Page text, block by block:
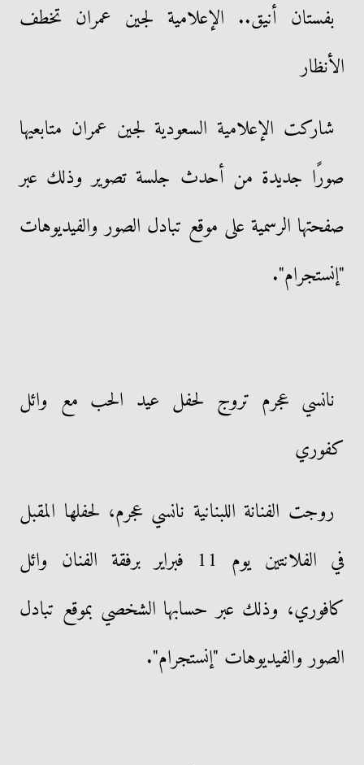
بفستان أنيق.. الإعلامية لجين عمران تخطف
الأنظار
شاركت الإعلامية السعودية لجين عمران متابعيها
صورًا جديدة من أحدث جلسة تصوير وذلك عبر
صفحتها الرسمية على موقع تبادل الصور والفيديوهات
"إنستجرام".
نانسي عجرم تروج لحفل عيد الحب مع وائل
كفوري
روجت الفنانة اللبنانية نانسي عجرم، لحفلها المقبل
في الفلانتين يوم 11 فبراير برفقة الفنان وائل
كافوري، وذلك عبر حسابها الشخصي بموقع تبادل
الصور والفيديوهات "إنستجرام".